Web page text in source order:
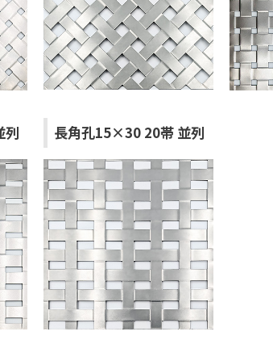
列 長角孔15×30 20帯 並列